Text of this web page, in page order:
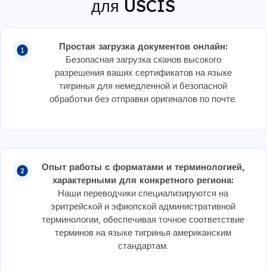
для USCIS
Простая загрузка документов онлайн:
Безопасная загрузка сканов высокого
разрешения ваших сертификатов на языке
тигринья для немедленной и безопасной
обработки без отправки оригиналов по почте.
Опыт работы с форматами и терминологией,
характерными для конкретного региона:
Наши переводчики специализируются на
эритрейской и эфиопской административной
терминологии, обеспечивая точное соответствие
терминов на языке тигринья американским
стандартам.